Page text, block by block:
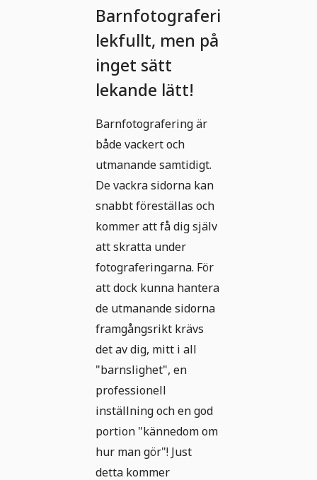
Barnfotografering:
lekfullt, men på
inget sätt
lekande lätt!
Barnfotografering är
både vackert och
utmanande samtidigt.
De vackra sidorna kan
snabbt föreställas och
kommer att få dig själv
att skratta under
fotograferingarna. För
att dock kunna hantera
de utmanande sidorna
framgångsrikt krävs
det av dig, mitt i all
"barnslighet", en
professionell
inställning och en god
portion "kännedom om
hur man gör"! Just
detta kommer